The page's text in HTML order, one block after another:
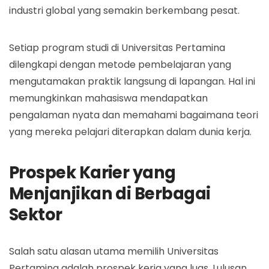
industri global yang semakin berkembang pesat.
Setiap program studi di Universitas Pertamina
dilengkapi dengan metode pembelajaran yang
mengutamakan praktik langsung di lapangan. Hal ini
memungkinkan mahasiswa mendapatkan
pengalaman nyata dan memahami bagaimana teori
yang mereka pelajari diterapkan dalam dunia kerja.
Prospek Karier yang
Menjanjikan di Berbagai
Sektor
Salah satu alasan utama memilih Universitas